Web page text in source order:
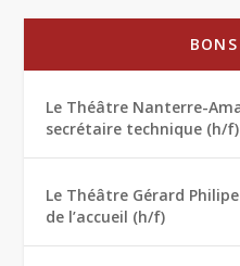
Le Théâtre Nanterre-
secrétaire technique (h/f)
Le Théâtre Gérard
de l’accueil (h/f)